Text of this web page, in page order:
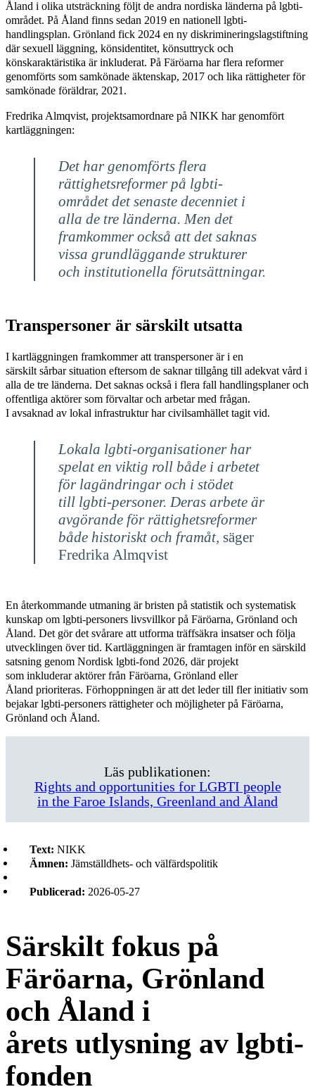
Åland i olika utsträckning följt de andra nordiska länderna på lgbti-
området. På Åland finns sedan 2019 en nationell lgbti-
handlingsplan. Grönland fick 2024 en ny diskrimineringslagstiftning
där sexuell läggning, könsidentitet, könsuttryck och
könskaraktäristika är inkluderat. På Färöarna har flera reformer
genomförts som samkönade äktenskap, 2017 och lika rättigheter för
samkönade föräldrar, 2021.
Fredrika Almqvist, projektsamordnare på NIKK har genomfört
kartläggningen:
Det har genomförts flera
rättighetsreformer på lgbti-
området det senaste decenniet i
alla de tre länderna. Men det
framkommer också att det saknas
vissa grundläggande strukturer
och institutionella förutsättningar.
Transpersoner är särskilt utsatta
I kartläggningen framkommer att transpersoner är i en
särskilt sårbar situation eftersom de saknar tillgång till adekvat vård i
alla de tre länderna. Det saknas också i flera fall handlingsplaner och
offentliga aktörer som förvaltar och arbetar med frågan.
I avsaknad av lokal infrastruktur har civilsamhället tagit vid.
Lokala lgbti-organisationer har
spelat en viktig roll både i arbetet
för lagändringar och i stödet
till lgbti-personer. Deras arbete är
avgörande för rättighetsreformer
både historiskt och framåt, säger
Fredrika Almqvist
En återkommande utmaning är bristen på statistik och systematisk
kunskap om lgbti-personers livsvillkor på Färöarna, Grönland och
Åland. Det gör det svårare att utforma träffsäkra insatser och följa
utvecklingen över tid. Kartläggningen är framtagen inför en särskild
satsning genom Nordisk lgbti-fond 2026, där projekt
som inkluderar aktörer från Färöarna, Grönland eller
Åland prioriteras. Förhoppningen är att det leder till fler initiativ som
bejakar lgbti-personers rättigheter och möjligheter på Färöarna,
Grönland och Åland.
Läs publikationen:
Rights and opportunities for LGBTI people
in the Faroe Islands, Greenland and Åland
Text: NIKK
Ämnen: Jämställdhets- och välfärdspolitik
Publicerad: 2026-05-27
Särskilt fokus på
Färöarna, Grönland
och Åland i
årets utlysning av lgbti-
fonden